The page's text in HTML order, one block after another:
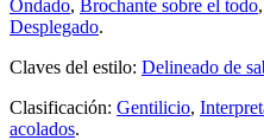
Ondado, Brochante sobre el todo,
Desplegado.
Claves del estilo: Delineado de
Clasificación: Gentilicio,
acolados.